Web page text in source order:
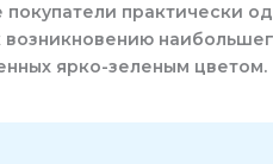
практически
возникновению
ярко-зеленым цветом.